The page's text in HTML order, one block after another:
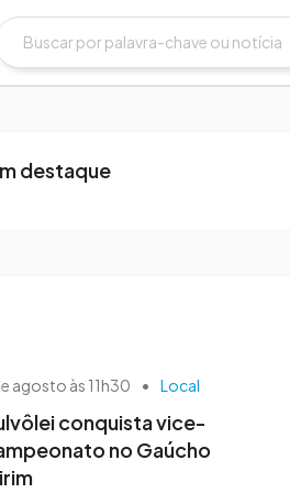
destaque
Esportivo Bagé
agosto às 11h30 • Local
conquista vice-
no Gaúcho